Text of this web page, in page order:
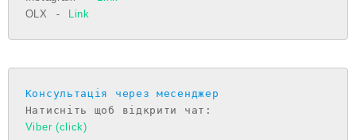
OLX
- Link
Консультація через месенджер
Viber (click)